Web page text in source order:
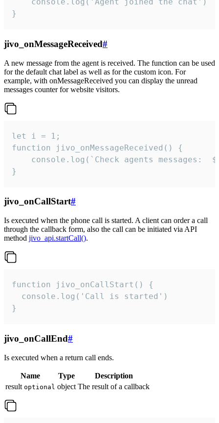
}
jivo_onMessageReceived#
A new message from the agent is received. The function can be used
for the default chat label as well as for the custom icon. For
example, with onMessageReceived you can display the unread
messages counter for website visitors.
let i = 1;
function jivo_onMessageReceived() {
}
jivo_onCallStart#
Is executed when the phone call is started. A client can order a call
through the callback form, also the call can be initiated via API
method jivo_api.startCall().
function jivo_onCallStart() {
  console.log('Call is started')
}
jivo_onCallEnd#
Is executed when a return call ends.
Name Type
Description
result optional object The result of a callback